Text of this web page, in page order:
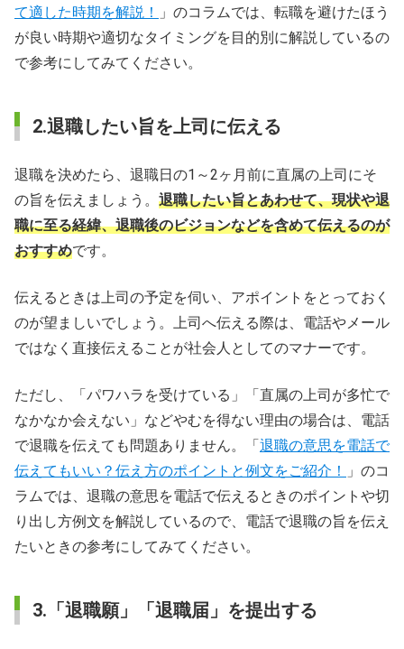
て適した時期を解説！
」のコラムでは、転職を避けたほう
が良い時期や適切なタイミングを目的別に解説しているの
で参考にしてみてください。
2.退職したい旨を上司に伝える
退職を決めたら、退職日の1～2ヶ月前に直属の上司にそ
の旨を伝えましょう。 退職したい旨とあわせて、現状や退
職に至る経緯、退職後のビジョンなどを含めて伝えるのが
おすすめです。
伝えるときは上司の予定を伺い、アポイントをとっておく
のが望ましいでしょう。上司へ伝える際は、電話やメール
ではなく直接伝えることが社会人としてのマナーです。
ただし、「パワハラを受けている」「直属の上司が多忙で
なかなか会えない」などやむを得ない理由の場合は、電話
で退職を伝えても問題ありません。「 退職の意思を電話で
伝えてもいい？伝え方のポイントと例文をご紹介！
」のコ
ラムでは、退職の意思を電話で伝えるときのポイントや切
り出し方例文を解説しているので、電話で退職の旨を伝え
たいときの参考にしてみてください。
3.「退職願」「退職届」を提出する